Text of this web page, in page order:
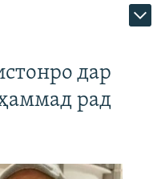
дар
рад